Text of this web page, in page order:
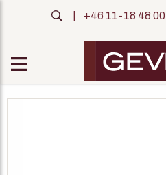
+46 11-18 48 00